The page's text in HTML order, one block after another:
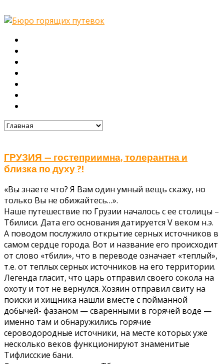
ГРУЗИЯ — гостеприимна, толерантна и
близка по духу ?!
«Вы знаете что? Я Вам один умный вещь скажу, но
только Вы не обижайтесь…».
Наше путешествие по Грузии началось с ее столицы –
Тбилиси. Дата его основания датируется V веком н.э.
А поводом послужило открытие серных источников в
самом сердце города. Вот и название его происходит
от слово «тбили», что в переводе означает «теплый»,
т.е. от теплых серных источников на его территории.
Легенда гласит, что царь отправил своего сокола на
охоту и тот не вернулся. Хозяин отправил свиту на
поиски и хищника нашли вместе с пойманной
добычей- фазаном — сваренными в горячей воде —
именно там и обнаружились горячие
сероводородные источники, на месте которых уже
несколько веков функционируют знаменитые
Тифлисские бани.